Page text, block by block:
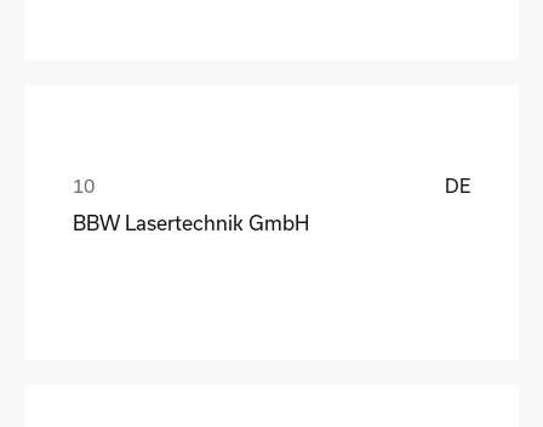
DE
BBW Lasertechnik GmbH